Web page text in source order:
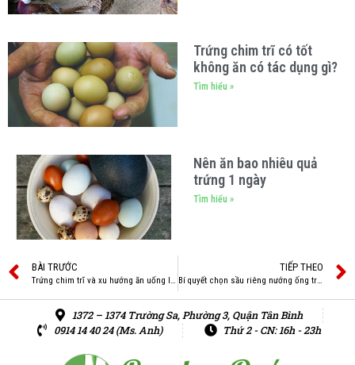
Trứng chim trĩ có tốt
không ăn có tác dụng gì?
Tìm hiểu »
Nên ăn bao nhiêu quả
trứng 1 ngày
Tìm hiểu »
BÀI TRƯỚC
Trứng chim trĩ và xu hướng ăn uống lành mạnh
TIẾP THEO
Bí quyết chọn sầu riêng nướng ống tre thơm ngọt mềm
1372 – 1374 Trường Sa, Phường 3, Quận Tân Bình
0914 14 40 24 (Ms. Anh)
Thứ 2 - CN: 16h - 23h